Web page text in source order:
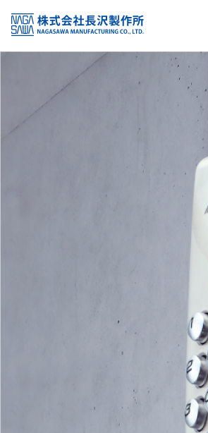
NAGASAWA MFG. CO., LTD.
信頼と技術で未来の安全を支える